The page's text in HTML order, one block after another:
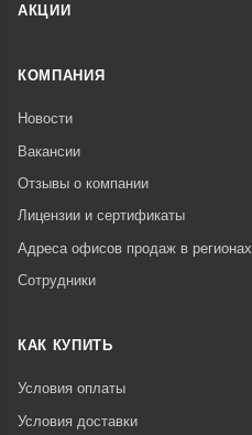
АКЦИИ
КОМПАНИЯ
Новости
Вакансии
Отзывы о компании
Лицензии и сертификаты
Адреса офисов продаж в регионах
Сотрудники
КАК КУПИТЬ
Условия оплаты
Условия доставки